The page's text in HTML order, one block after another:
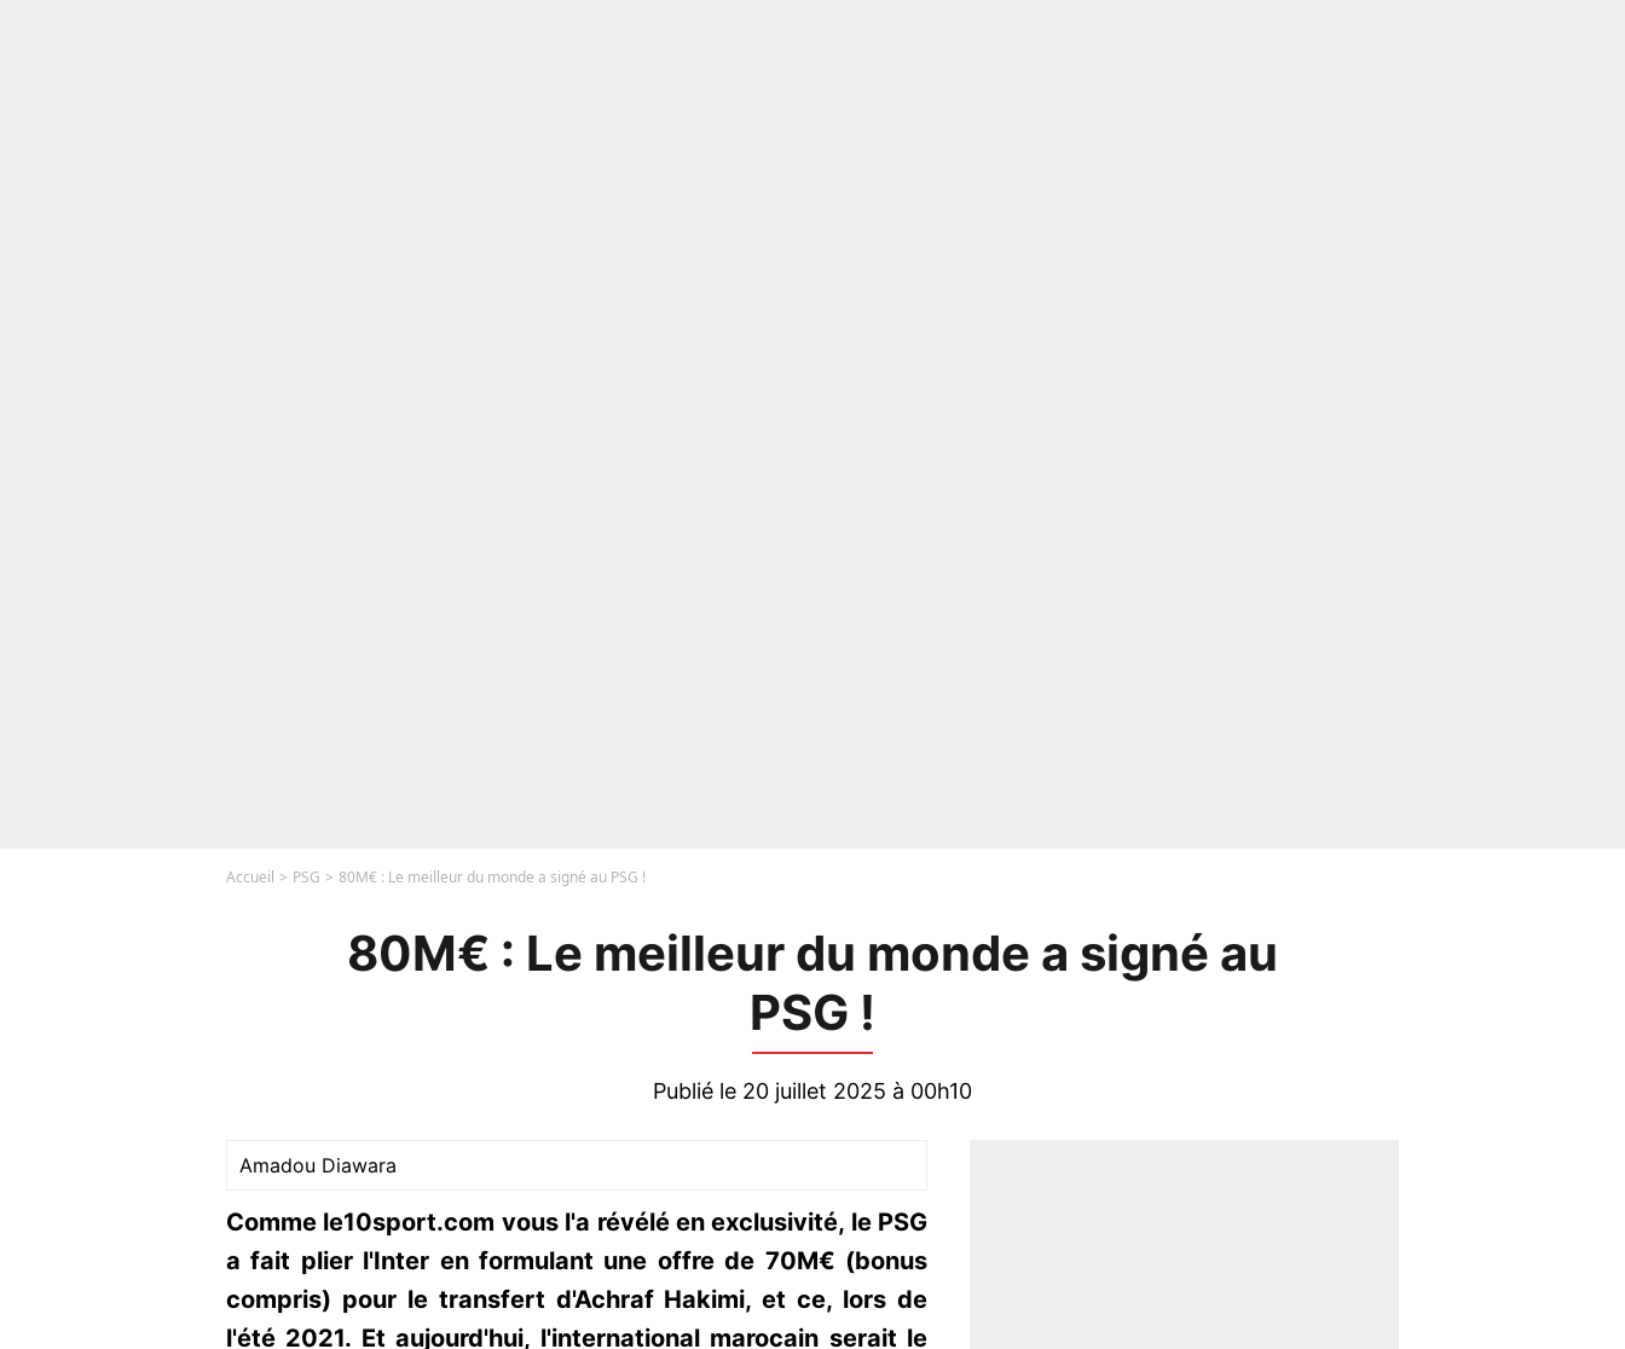
Accueil PSG 80M€ : Le meilleur du monde a signé au PSG !
80M€ : Le meilleur du monde a signé au
PSG !
Publié le 20 juillet 2025 à 00h10
Amadou Diawara
Comme le10sport.com vous l'a révélé en exclusivité, le PSG
a fait plier l'Inter en formulant une offre de 70M€ (bonus
compris) pour le transfert d'Achraf Hakimi, et ce, lors de
l'été 2021. Et aujourd'hui, l'international marocain serait le